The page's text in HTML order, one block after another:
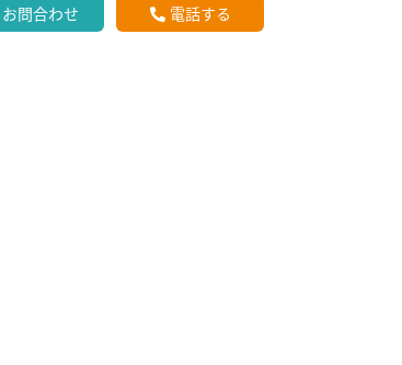
お問合わせ 電話する